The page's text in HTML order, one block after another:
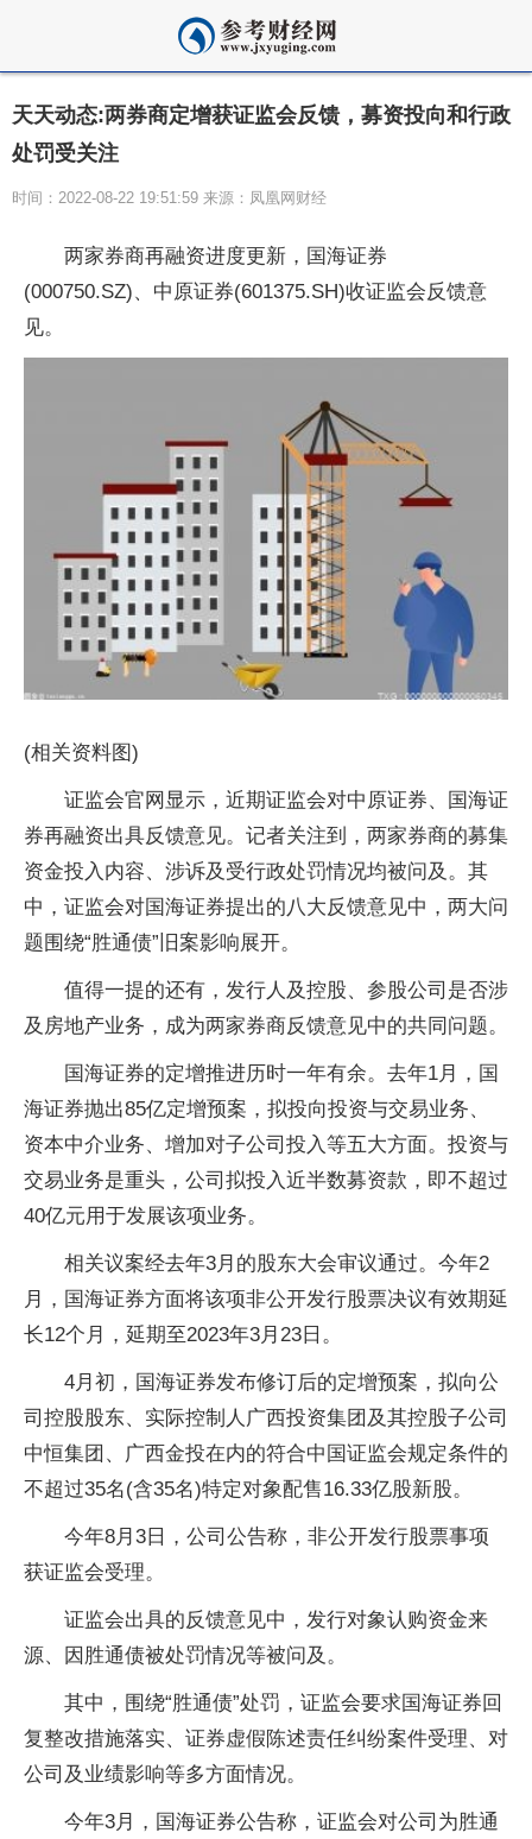
天天动态:两券商定增获证监会反馈，募资投向和行政
处罚受关注
时间：2022-08-22 19:51:59 来源：凤凰网财经
两家券商再融资进度更新，国海证券
(000750.SZ)、中原证券(601375.SH)收证监会反馈意
见。
(相关资料图)
证监会官网显示，近期证监会对中原证券、国海证
券再融资出具反馈意见。记者关注到，两家券商的募集
资金投入内容、涉诉及受行政处罚情况均被问及。其
中，证监会对国海证券提出的八大反馈意见中，两大问
题围绕“胜通债”旧案影响展开。
值得一提的还有，发行人及控股、参股公司是否涉
及房地产业务，成为两家券商反馈意见中的共同问题。
国海证券的定增推进历时一年有余。去年1月，国
海证券抛出85亿定增预案，拟投向投资与交易业务、
资本中介业务、增加对子公司投入等五大方面。投资与
交易业务是重头，公司拟投入近半数募资款，即不超过
40亿元用于发展该项业务。
相关议案经去年3月的股东大会审议通过。今年2
月，国海证券方面将该项非公开发行股票决议有效期延
长12个月，延期至2023年3月23日。
4月初，国海证券发布修订后的定增预案，拟向公
司控股股东、实际控制人广西投资集团及其控股子公司
中恒集团、广西金投在内的符合中国证监会规定条件的
不超过35名(含35名)特定对象配售16.33亿股新股。
今年8月3日，公司公告称，非公开发行股票事项
获证监会受理。
证监会出具的反馈意见中，发行对象认购资金来
源、因胜通债被处罚情况等被问及。
其中，围绕“胜通债”处罚，证监会要求国海证券回
复整改措施落实、证券虚假陈述责任纠纷案件受理、对
公司及业绩影响等多方面情况。
今年3月，国海证券公告称，证监会对公司为胜通